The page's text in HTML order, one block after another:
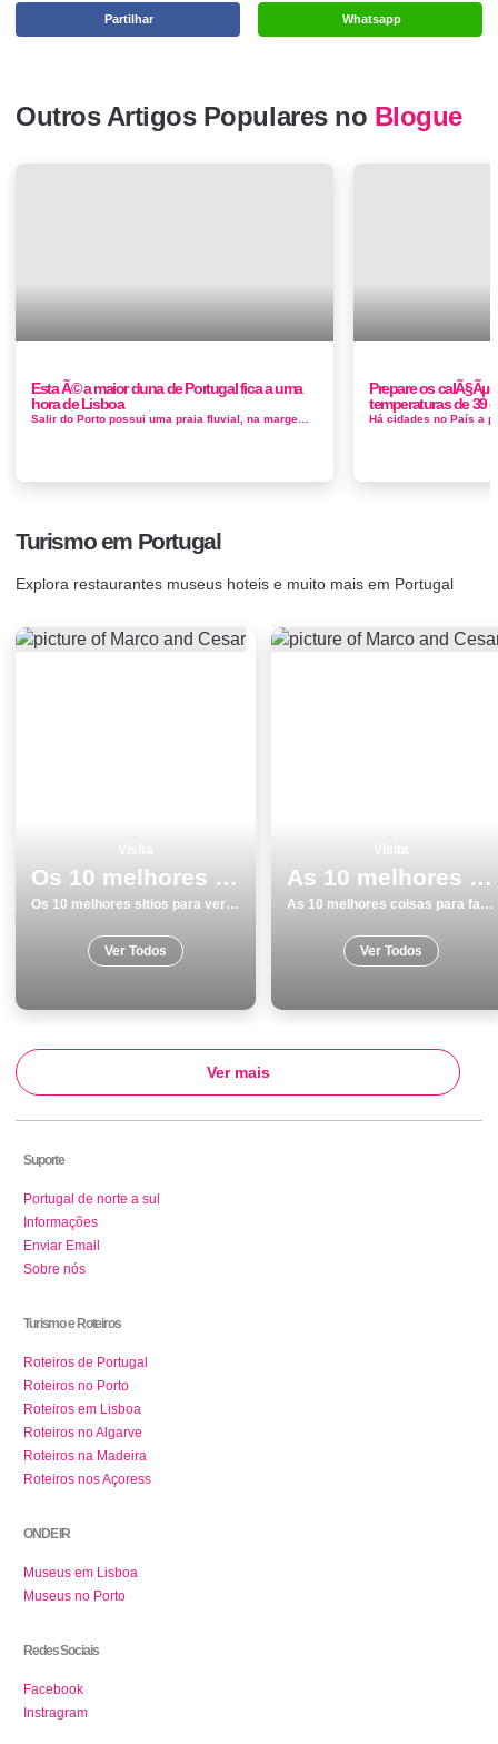
Whatsapp
Partilhar
Outros Artigos Populares no Blogue
Esta Ã© a maior duna de Portugal fica a uma
hora de Lisboa
Prepare os
temperaturas de 39
Turismo em Portugal
Explora restaurantes museus hoteis e muito mais em Portugal
Os 10 melhores sitios para ver e visitar em Lisboa
Os 10 melhores sitios para ver e visitar em Lisboa
Ver Todos
As 10 melhores coisas para fazer e visitar em Almada
As 10 melhores coisas para fazer e visitar em Almada
Ver Todos
Ver mais
Suporte
Portugal de norte a sul
Informações
Enviar Email
Sobre nós
Turismo e Roteiros
Roteiros de Portugal
Roteiros no Porto
Roteiros em Lisboa
Roteiros no Algarve
Roteiros na Madeira
Roteiros nos Açoress
ONDE IR
Museus em Lisboa
Museus no Porto
Redes Sociais
Facebook
Instragram